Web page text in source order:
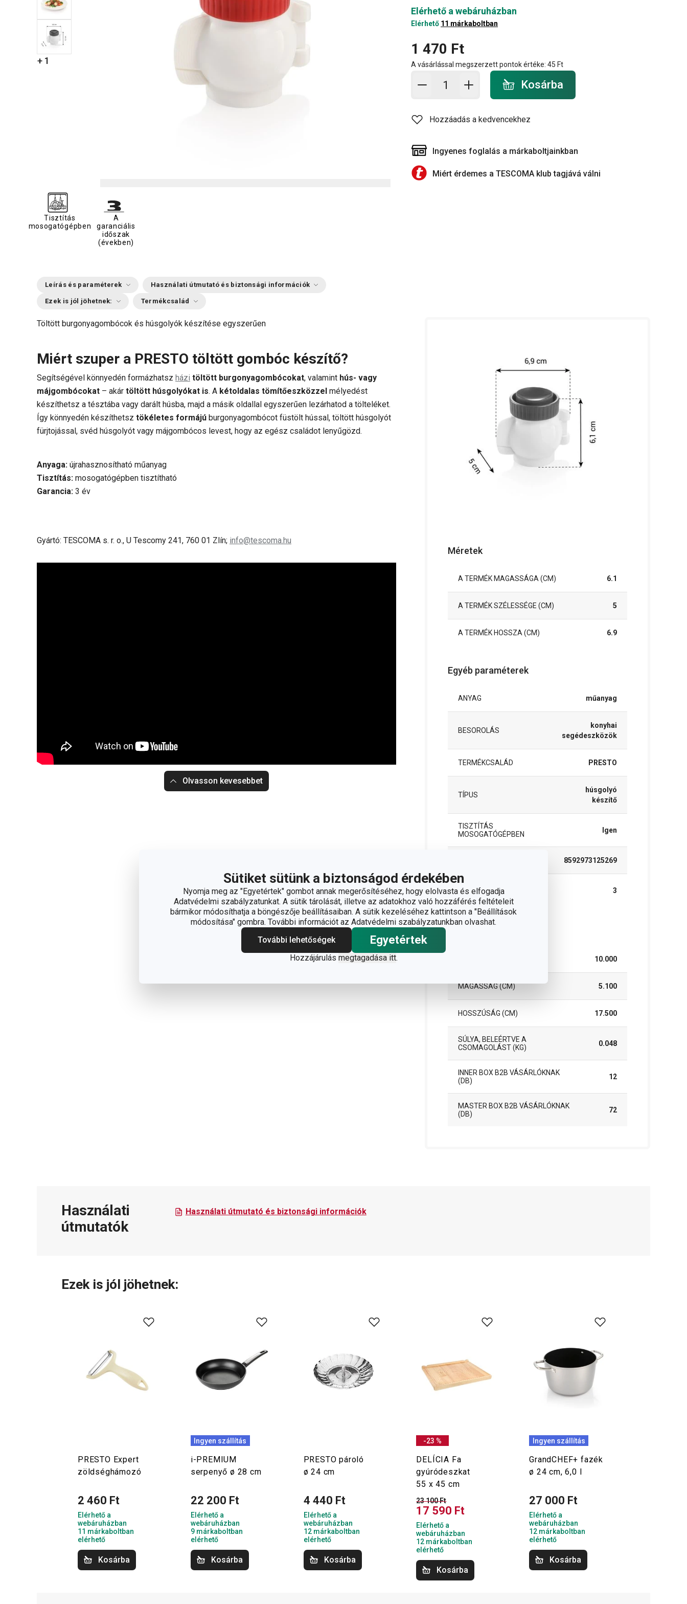
Sütiket sütünk a biztonságod érdekében
Nyomja meg az "Egyetértek" gombot annak megerősítéséhez, hogy elolvasta és elfogadja
Adatvédelmi szabályzatunkat. A sütik tárolását, illetve az adatokhoz való hozzáférés feltételeit
bármikor módosíthatja a böngészője beállításaiban. A sütik kezeléséhez kattintson a "Beállítások
módosítása" gombra. További információt az Adatvédelmi szabályzatunkban olvashat.
További lehetőségek
Egyetértek
Hozzájárulás megtagadása itt.
+ 1
Elérhető a webáruházban
Elérhető 11 márkaboltban
1 470 Ft
A vásárlással megszerzett pontok értéke: 45 Ft
Kosárba - mennyiség
Kosárba
Hozzáadás a kedvencekhez
Ingyenes foglalás a márkaboltjainkban
Miért érdemes a TESCOMA klub tagjává válni
Tisztítás
mosogatógépben
A
garanciális
időszak
(években)
Leírás és paraméterek Használati útmutató és biztonsági információk
Ezek is jól jöhetnek: Termékcsalád
Töltött burgonyagombócok és húsgolyók készítése egyszerűen
Miért szuper a PRESTO töltött gombóc készítő?
Segítségével könnyedén formázhatsz házi töltött burgonyagombócokat, valamint hús- vagy
májgombócokat – akár töltött húsgolyókat is. A kétoldalas tömítőeszközzel mélyedést
készíthetsz a tésztába vagy darált húsba, majd a másik oldallal egyszerűen lezárhatod a tölteléket.
Így könnyedén készíthetsz tökéletes formájú burgonyagombócot füstölt hússal, töltött húsgolyót
fürjtojással, svéd húsgolyót vagy májgombócos levest, hogy az egész családot lenyűgözd.
Anyaga: újrahasznosítható műanyag
Tisztítás: mosogatógépben tisztítható
Garancia: 3 év
Gyártó: TESCOMA s. r. o., U Tescomy 241, 760 01 Zlín; info@tescoma.hu
Olvasson kevesebbet
Méretek
A TERMÉK MAGASSÁGA (CM) 6.1
A TERMÉK SZÉLESSÉGE (CM) 5
A TERMÉK HOSSZA (CM) 6.9
Egyéb paraméterek
ANYAG műanyag
BESOROLÁS
konyhai
segédeszközök
TERMÉKCSALÁD PRESTO
TÍPUS
húsgolyó
készítő
TISZTÍTÁS
MOSOGATÓGÉPBEN
Igen
8592973125269
A GARANCIÁLIS
IDŐSZAK (ÉVEKBEN)
3
10.000
MAGASSÁG (CM) 5.100
HOSSZÚSÁG (CM) 17.500
SÚLYA, BELEÉRTVE A
CSOMAGOLÁST (KG)
0.048
INNER BOX B2B VÁSÁRLÓKNAK
(DB)
12
MASTER BOX B2B VÁSÁRLÓKNAK
(DB)
72
Használati
útmutatók
Használati útmutató és biztonsági információk
Ezek is jól jöhetnek:
PRESTO Expert
zöldséghámozó
2 460 Ft
Elérhető a
webáruházban
11 márkaboltban
elérhető
Kosárba
Ingyen szállítás
i-PREMIUM
serpenyő ø 28 cm
22 200 Ft
Elérhető a
webáruházban
9 márkaboltban
elérhető
Kosárba
PRESTO pároló
ø 24 cm
4 440 Ft
Elérhető a
webáruházban
12 márkaboltban
elérhető
Kosárba
-23 %
DELÍCIA Fa
gyúródeszkat
55 x 45 cm
23 100 Ft
17 590 Ft
Elérhető a
webáruházban
12 márkaboltban
elérhető
Kosárba
Ingyen szállítás
GrandCHEF+ fazék
ø 24 cm, 6,0 l
27 000 Ft
Elérhető a
webáruházban
12 márkaboltban
elérhető
Kosárba